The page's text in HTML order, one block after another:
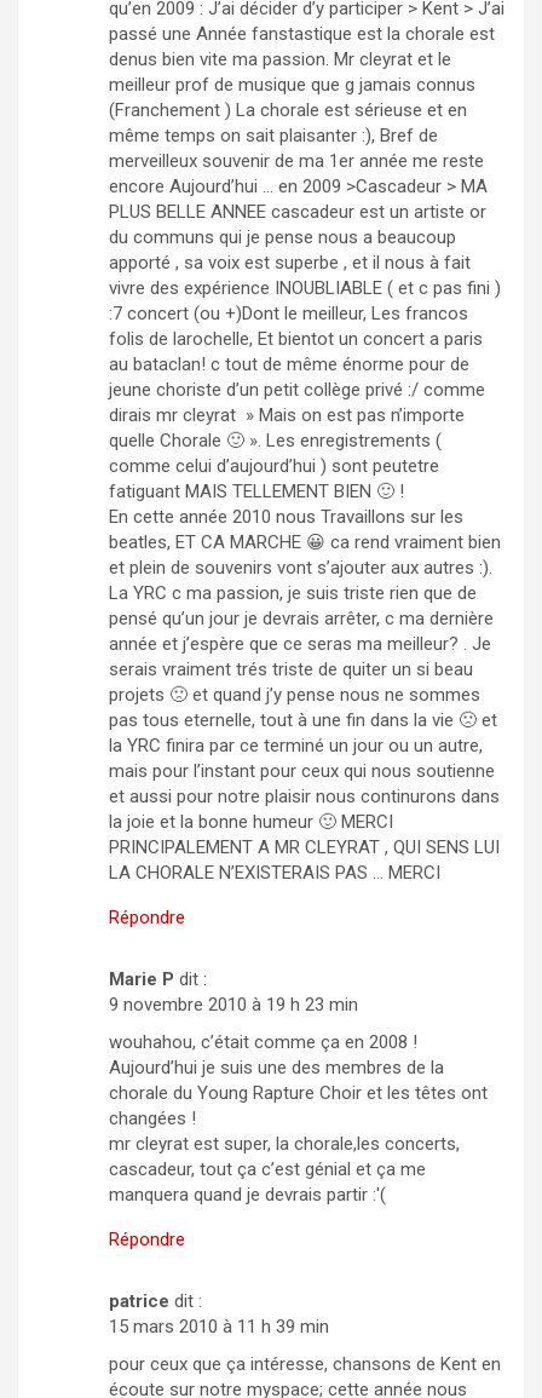
qu’en 2009 : J’ai décider d’y participer > Kent > J’ai
passé une Année fanstastique est la chorale est
denus bien vite ma passion. Mr cleyrat et le
meilleur prof de musique que g jamais connus
(Franchement ) La chorale est sérieuse et en
même temps on sait plaisanter :), Bref de
merveilleux souvenir de ma 1er année me reste
encore Aujourd’hui … en 2009 >Cascadeur > MA
PLUS BELLE ANNEE cascadeur est un artiste or
du communs qui je pense nous a beaucoup
apporté , sa voix est superbe , et il nous à fait
vivre des expérience INOUBLIABLE ( et c pas fini )
:7 concert (ou +)Dont le meilleur, Les francos
folis de larochelle, Et bientot un concert a paris
au bataclan! c tout de même énorme pour de
jeune choriste d’un petit collège privé :/ comme
dirais mr cleyrat » Mais on est pas n’importe
quelle Chorale 🙂 ». Les enregistrements (
comme celui d’aujourd’hui ) sont peutetre
fatiguant MAIS TELLEMENT BIEN 🙂 !
En cette année 2010 nous Travaillons sur les
beatles, ET CA MARCHE 😀 ca rend vraiment bien
et plein de souvenirs vont s’ajouter aux autres :).
La YRC c ma passion, je suis triste rien que de
pensé qu’un jour je devrais arrêter, c ma dernière
année et j’espère que ce seras ma meilleur? . Je
serais vraiment trés triste de quiter un si beau
projets 🙁 et quand j’y pense nous ne sommes
pas tous eternelle, tout à une fin dans la vie 🙁 et
la YRC finira par ce terminé un jour ou un autre,
mais pour l’instant pour ceux qui nous soutienne
et aussi pour notre plaisir nous continurons dans
la joie et la bonne humeur 🙂 MERCI
PRINCIPALEMENT A MR CLEYRAT , QUI SENS LUI
LA CHORALE N’EXISTERAIS PAS … MERCI
Répondre
Marie P dit :
9 novembre 2010 à 19 h 23 min
wouhahou, c’était comme ça en 2008 !
Aujourd’hui je suis une des membres de la
chorale du Young Rapture Choir et les têtes ont
changées !
mr cleyrat est super, la chorale,les concerts,
cascadeur, tout ça c’est génial et ça me
manquera quand je devrais partir :'(
Répondre
patrice dit :
15 mars 2010 à 11 h 39 min
pour ceux que ça intéresse, chansons de Kent en
écoute sur notre myspace; cette année nous